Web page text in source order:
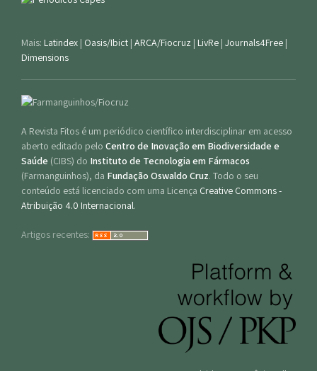
Mais: Latindex | Oasis/Ibict | ARCA/Fiocruz | LivRe | Journals4Free |
Dimensions
A Revista Fitos é um periódico científico interdisciplinar em acesso
aberto editado pelo Centro de Inovação em Biodiversidade e
Saúde (CIBS) do Instituto de Tecnologia em Fármacos
(Farmanguinhos), da Fundação Oswaldo Cruz. Todo o seu
conteúdo está licenciado com uma Licença Creative Commons -
Atribuição 4.0 Internacional.
Artigos recentes: